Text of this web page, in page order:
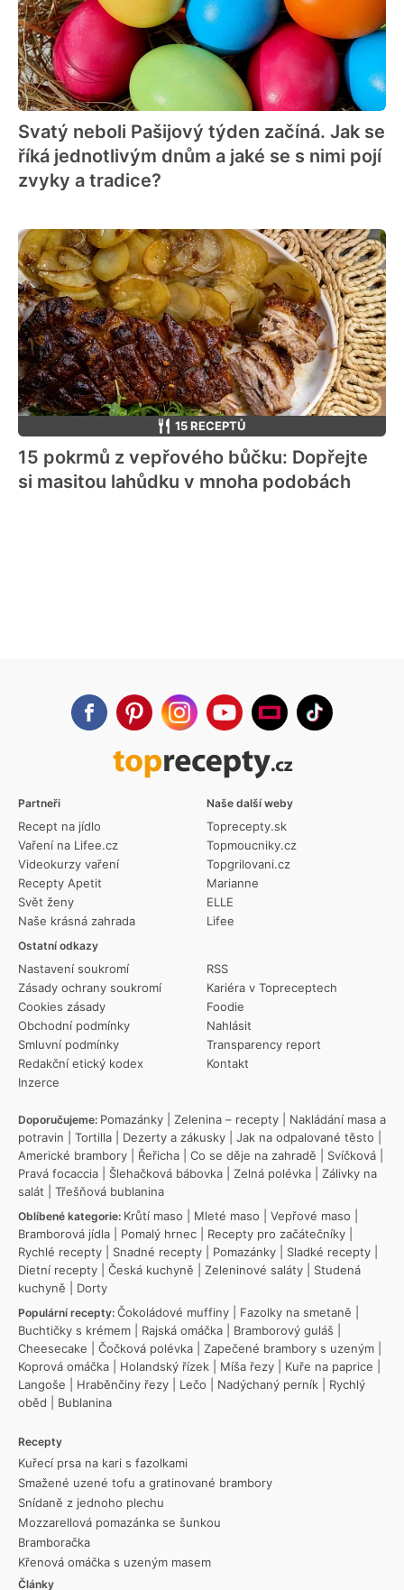
Svatý neboli Pašijový týden začíná. Jak se
říká jednotlivým dnům a jaké se s nimi pojí
zvyky a tradice?
15 RECEPTŮ
15 pokrmů z vepřového bůčku: Dopřejte
si masitou lahůdku v mnoha podobách
Partneři
Recept na jídlo
Vaření na Lifee.cz
Videokurzy vaření
Recepty Apetit
Svět ženy
Naše krásná zahrada
Ostatní odkazy
Nastavení soukromí
Zásady ochrany soukromí
Cookies zásady
Obchodní podmínky
Smluvní podmínky
Redakční etický kodex
Inzerce
RSS
Kariéra v Topreceptech
Foodie
Nahlásit
Transparency report
Kontakt
Naše další weby
Toprecepty.sk
Topmoucniky.cz
Topgrilovani.cz
Marianne
ELLE
Lifee
Doporučujeme: Pomazánky Zelenina – recepty
Nakládání masa a
potravin
Tortilla Dezerty a zákusky Jak na odpalované těsto
Americké brambory
Řeřicha Co se děje na zahradě Svíčková
Pravá focaccia
Šlehačková bábovka Zelná polévka
Zálivky na
salát
Třešňová bublanina
Oblíbené kategorie: Krůtí maso Mleté maso Vepřové maso
Bramborová jídla
Pomalý hrnec Recepty pro začátečníky
Rychlé recepty
Snadné recepty Pomazánky Sladké recepty
Dietní recepty
Česká kuchyně Zeleninové saláty
Studená
kuchyně
Dorty
Populární recepty: Čokoládové muffiny Fazolky na smetaně
Buchtičky s krémem
Rajská omáčka Bramborový guláš
Cheesecake
Čočková polévka Zapečené brambory s uzeným
Koprová omáčka
Holandský řízek Míša řezy Kuře na paprice
Langoše
Hraběnčiny řezy Lečo Nadýchaný perník
Rychlý
oběd
Bublanina
Recepty
Kuřecí prsa na kari s fazolkami
Smažené uzené tofu a gratinované brambory
Snídaně z jednoho plechu
Mozzarellová pomazánka se šunkou
Bramboračka
Křenová omáčka s uzeným masem
Články